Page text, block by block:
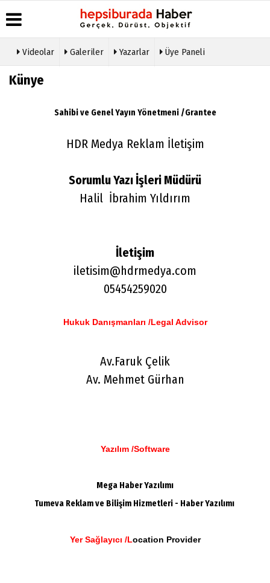
Haber
Gazete
Manşetleri
Biyografiler
Galeri
Galeri
Politikası
Videolar Galeriler Yazarlar Üye Paneli
Künye
Sahibi ve Genel Yayın Yönetmeni /Grantee
HDR Medya Reklam İletişim
Sorumlu Yazı İşleri Müdürü
Halil İbrahim Yıldırım
İletişim
iletisim@hdrmedya.com
05454259020
Hukuk Danışmanları /Legal Advisor
Av.Faruk Çelik
Av. Mehmet Gürhan
Yazılım /Software
Mega Haber Yazılımı
Tumeva Reklam ve Bilişim Hizmetleri - Haber Yazılımı
Yer Sağlayıcı /Location Provider